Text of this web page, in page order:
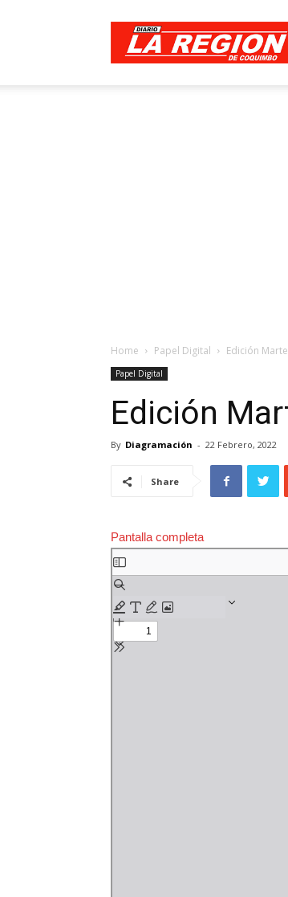
Diario
Región
Home Papel Digital Edición
Papel Digital
Edición
By Diagramación - 22 Febrero, 2022
Share
Pantalla completa
Saltar
al
contenido
del
PDF